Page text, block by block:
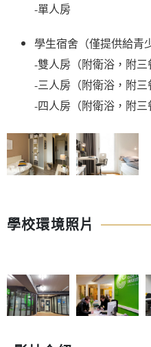
-單人房
學生宿舍（僅提供給青
-雙人房（附衛浴，附三
-三人房（附衛浴，附三
-四人房（附衛浴，附三
學校環境照片